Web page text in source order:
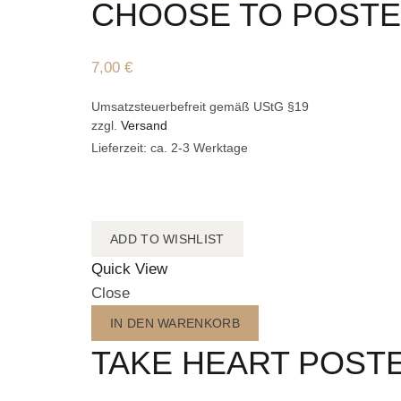
CHOOSE TO
7,00 €
Umsatzsteuerbefreit gemäß UStG §19
zzgl. Versand
Lieferzeit: ca. 2-3 Werktage
ADD TO WISHLIST
Quick View
Close
IN DEN WARENKORB
TAKE HEART